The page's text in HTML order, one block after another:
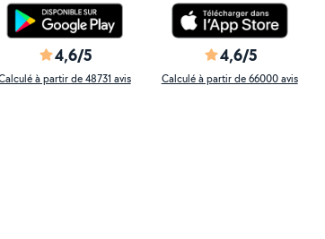
4,6/5
à partir de 48731 avis
4,6/5
Calculé à partir de 66000 avis